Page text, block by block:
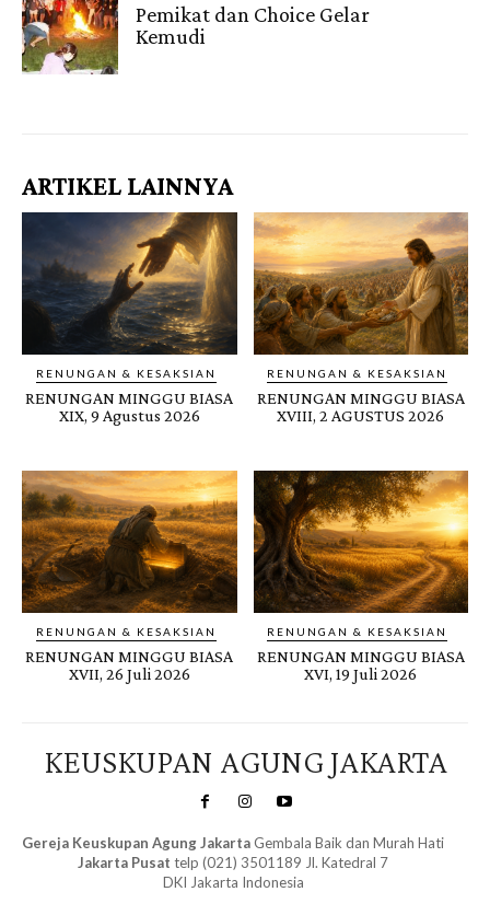
Pemikat dan Choice Gelar
Kemudi
Gendis.ID
ARTIKEL LAINNYA
RENUNGAN & KESAKSIAN
RENUNGAN MINGGU BIASA
XIX, 9 Agustus 2026
RENUNGAN & KESAKSIAN
RENUNGAN MINGGU BIASA
XVIII, 2 AGUSTUS 2026
RENUNGAN & KESAKSIAN
RENUNGAN MINGGU BIASA
XVII, 26 Juli 2026
RENUNGAN & KESAKSIAN
RENUNGAN MINGGU BIASA
XVI, 19 Juli 2026
KEUSKUPAN AGUNG JAKARTA
Gereja Keuskupan Agung Jakarta Gembala Baik dan Murah Hati
Jakarta Pusat telp (021) 3501189 Jl. Katedral 7
DKI Jakarta Indonesia